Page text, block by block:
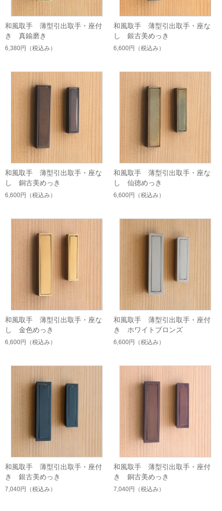
和風取手 薄型引出取手・座付
き 真鍮磨き
6,380円 （税込み）
和風取手 薄型引出取手・座な
し 銀古美めっき
6,600円 （税込み）
和風取手 薄型引出取手・座な
し 銅古美めっき
6,600円 （税込み）
和風取手 薄型引出取手・座な
し 仙徳めっき
6,600円 （税込み）
和風取手 薄型引出取手・座な
し 金色めっき
6,600円 （税込み）
和風取手 薄型引出取手・座付
き ホワイトブロンズ
6,600円 （税込み）
和風取手 薄型引出取手・座付
き 銀古美めっき
7,040円 （税込み）
和風取手 薄型引出取手・座付
き 銅古美めっき
7,040円 （税込み）